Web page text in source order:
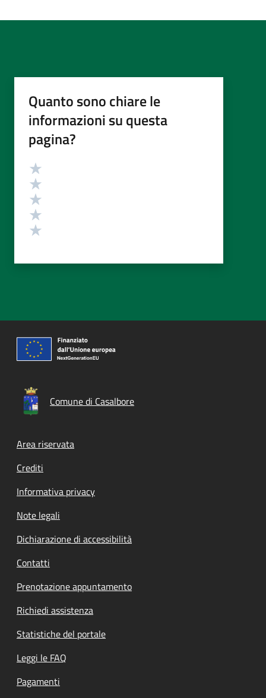
Quanto sono chiare le
informazioni su questa
pagina?
Valutazione
Comune di Casalbore
Footer menu
Area riservata
Crediti
Informativa privacy
Note legali
Dichiarazione di accessibilità
Contatti
Prenotazione appuntamento
Richiedi assistenza
Statistiche del portale
Leggi le FAQ
Pagamenti